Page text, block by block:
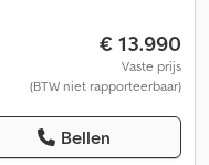
€ 13.990
Vaste prijs
(BTW niet rapporteerbaar)
Bellen